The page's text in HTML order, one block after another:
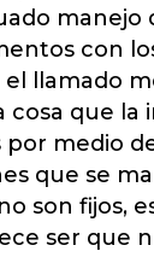
manejo
con
llamado
cosa que la
medio
que se
son fijos,
ser que